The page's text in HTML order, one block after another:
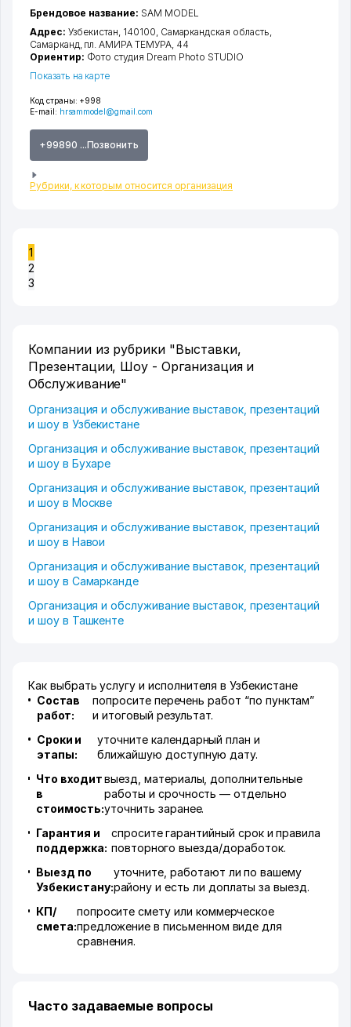
Код страны: +998
E-mail: hrsammodel@gmail.com
+99890 ...Позвонить
Рубрики, к которым относится организация
Брендовое название: SAM MODEL
Адрес: Узбекистан, 140100, Самаркандская область,
Самарканд, пл. АМИРА ТЕМУРА, 44
Ориентир: Фото студия Dream Photo STUDIO
Показать на карте
1
2
3
Компании из рубрики "Выставки,
Презентации, Шоу - Организация и
Обслуживание"
Организация и обслуживание выставок, презентаций
и шоу в Узбекистане
Организация и обслуживание выставок, презентаций
и шоу в Бухаре
Организация и обслуживание выставок, презентаций
и шоу в Москве
Организация и обслуживание выставок, презентаций
и шоу в Навои
Организация и обслуживание выставок, презентаций
и шоу в Самарканде
Организация и обслуживание выставок, презентаций
и шоу в Ташкенте
Как выбрать услугу и исполнителя в Узбекистане
Состав
работ:
попросите перечень работ “по пунктам”
и итоговый результат.
Сроки и
этапы:
уточните календарный план и
ближайшую доступную дату.
Что входит
в
стоимость:
выезд, материалы, дополнительные
работы и срочность — отдельно
уточнить заранее.
Гарантия и
поддержка:
спросите гарантийный срок и правила
повторного выезда/доработок.
Выезд по
Узбекистану:
уточните, работают ли по вашему
району и есть ли доплаты за выезд.
КП/
смета:
попросите смету или коммерческое
предложение в письменном виде для
сравнения.
Часто задаваемые вопросы